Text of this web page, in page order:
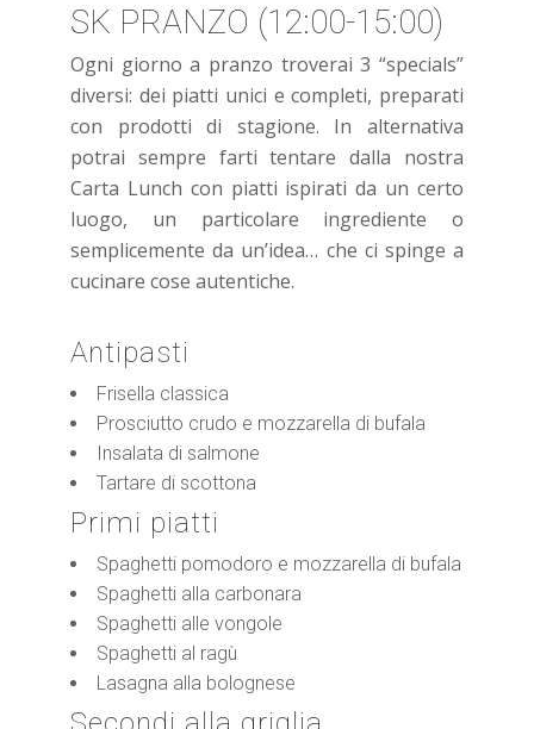
SK PRANZO (12:00-15:00)
Ogni giorno a pranzo troverai 3 “specials”
diversi: dei piatti unici e completi, preparati
con prodotti di stagione. In alternativa
potrai sempre farti tentare dalla nostra
Carta Lunch con piatti ispirati da un certo
luogo, un particolare ingrediente o
semplicemente da un’idea… che ci spinge a
cucinare cose autentiche.
Antipasti
Frisella classica
Prosciutto crudo e mozzarella di bufala
Insalata di salmone
Tartare di scottona
Primi piatti
Spaghetti pomodoro e mozzarella di bufala
Spaghetti alla carbonara
Spaghetti alle vongole
Spaghetti al ragù
Lasagna alla bolognese